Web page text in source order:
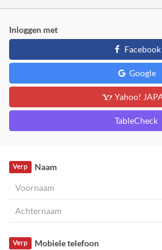
Inloggen met
Facebook
Google
Yahoo!
TableCheck
Naam
Verp
Mobiele telefoon
Verp